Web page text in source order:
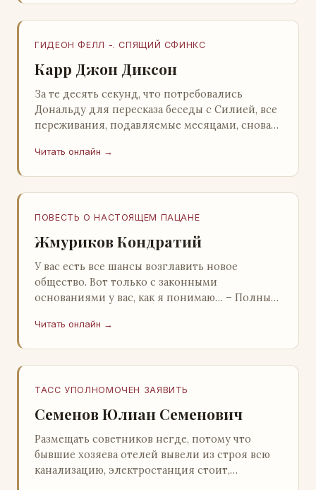
ГИДЕОН ФЕЛЛ -. СПЯЩИЙ СФИНКС
Карр Джон Диксон
За те десять секунд, что потребовались
Дональду для пересказа беседы с Силией, все
переживания, подавляемые месяцами, снова
среди…
Читать онлайн →
ПОВЕСТЬ О НАСТОЯЩЕМ ПАЦАНЕ
Жмуриков Кондратий
У вас есть все шансы возглавить новое
общество. Вот только с законными
основаниями у вас, как я понимаю… – Полный
Натанович. – Что ж, …
Читать онлайн →
ТАСС УПОЛНОМОЧЕН ЗАЯВИТЬ
Семенов Юлиан Семенович
Размещать советников негде, потому что
бывшие хозяева отелей вывели из строя всю
канализацию, электростанция стоит,